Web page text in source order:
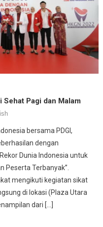
Sehat Pagi dan Malam
bersama PDGI,
dengan
Dunia Indonesia untuk
Peserta Terbanyak”.
mengikuti kegiatan sikat
di lokasi (Plaza Utara
dari […]